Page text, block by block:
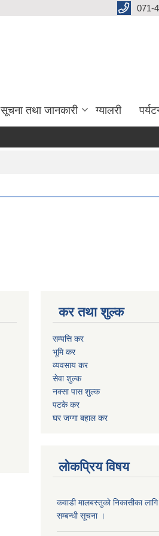
071-
सूचना तथा जानकारी ग्यालरी
कर तथा शुल्क
सम्पत्ति कर
भूमि कर
व्यवसाय कर
सेवा शुल्क
नक्सा पास शुल्क
पटके कर
घर जग्गा बहाल कर
लोकप्रिय विषय
कवाडी मालबस्तुकाे निकासीका
सम्बन्धी सूचना ।